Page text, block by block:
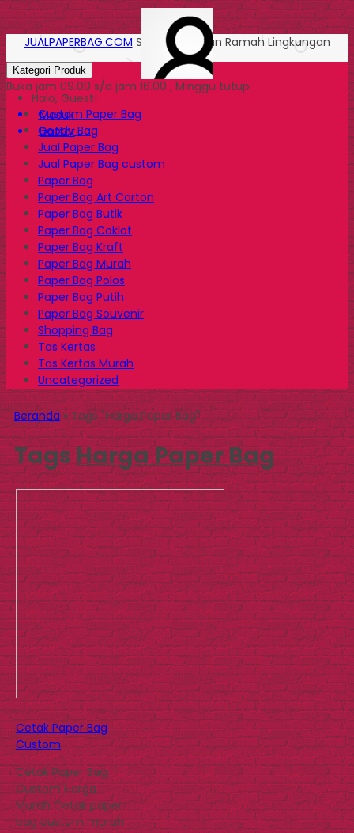
Halo, Guest!
Masuk
Daftar
JUALPAPERBAG.COM Solusi Kemasan Ramah Lingkungan
Kategori Produk
Buka jam 09.00 s/d jam 16.00 , Minggu tutup
Custom Paper Bag
Goody Bag
Jual Paper Bag
Jual Paper Bag custom
Paper Bag
Paper Bag Art Carton
Paper Bag Butik
Paper Bag Coklat
Paper Bag Kraft
Paper Bag Murah
Paper Bag Polos
Paper Bag Putih
Paper Bag Souvenir
Shopping Bag
Tas Kertas
Tas Kertas Murah
Uncategorized
Beranda»Tags "Harga Paper Bag"
TagsHarga Paper Bag
Cetak Paper Bag
Custom
Cetak Paper Bag
Custom Harga
Murah Cetak paper
bag custom murah